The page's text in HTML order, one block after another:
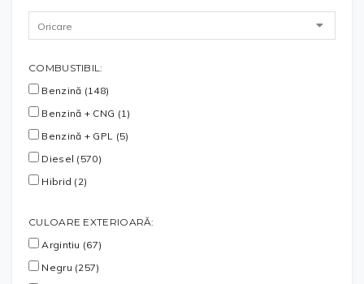
COMBUSTIBIL:
Benzină (148)
Benzină + CNG (1)
Benzină + GPL (5)
Diesel (570)
Hibrid (2)
CULOARE EXTERIOARĂ:
Argintiu (67)
Negru (257)